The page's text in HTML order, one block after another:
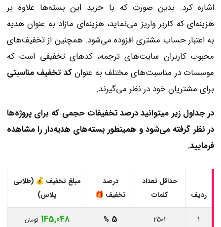
اشاره کرد. بدین صورت که با خرید این بسته‌ها علاوه بر
هزینه‌ای که کاربر واریز می‌نماید، هزینه‌ای مازاد به عنوان هدیه
به اعتبار حساب مشتری افزوده می‌شود. همچنین از تخفیف‌های
محبوب کاربران سایت‌های ترجمه، کدهای تخفیفی است که
موسسات در مناسبت‌های مختلف به عنوانکد تخفیف مناسبتی
برای مشتریان خود در نظر می‌گیرند.
در جداول زیر میتوانید درصد تخفیفات حجمی که برای پروژه‌ها
در نظر گرفته می‌شود و همینطور بسته‌های هدیه‌دار را مشاهده
فرمایید.
ردیف
حداقل تعداد
کلمات
درصد
تخفیف 🎁
مبلغ تخفیف 💰 (طلایی
پلاس)
1
2501
5
%
145,048 تومان